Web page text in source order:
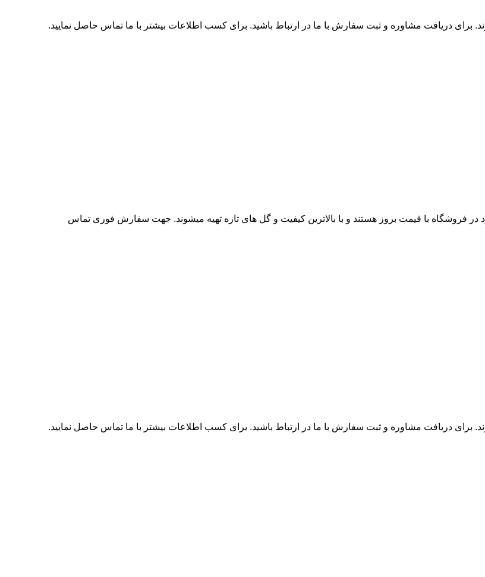
برای دریافت مشاوره و ثبت سفارش با ما در ارتباط باشید. برای کسب اطلاعات بیشتر با ما تماس حاصل نمایید.
فروشگاه با قیمت بروز هستند و با بالاترین کیفیت و گل های تازه تهیه میشوند. جهت سفارش فوری تماس
برای دریافت مشاوره و ثبت سفارش با ما در ارتباط باشید. برای کسب اطلاعات بیشتر با ما تماس حاصل نمایید.